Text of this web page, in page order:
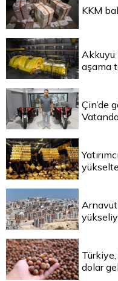
KKM
Akkuyu
aşama
Çin’de
dolar